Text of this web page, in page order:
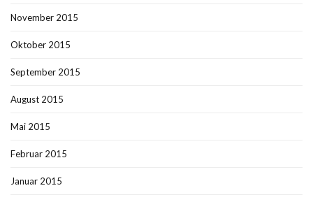
November 2015
Oktober 2015
September 2015
August 2015
Mai 2015
Februar 2015
Januar 2015